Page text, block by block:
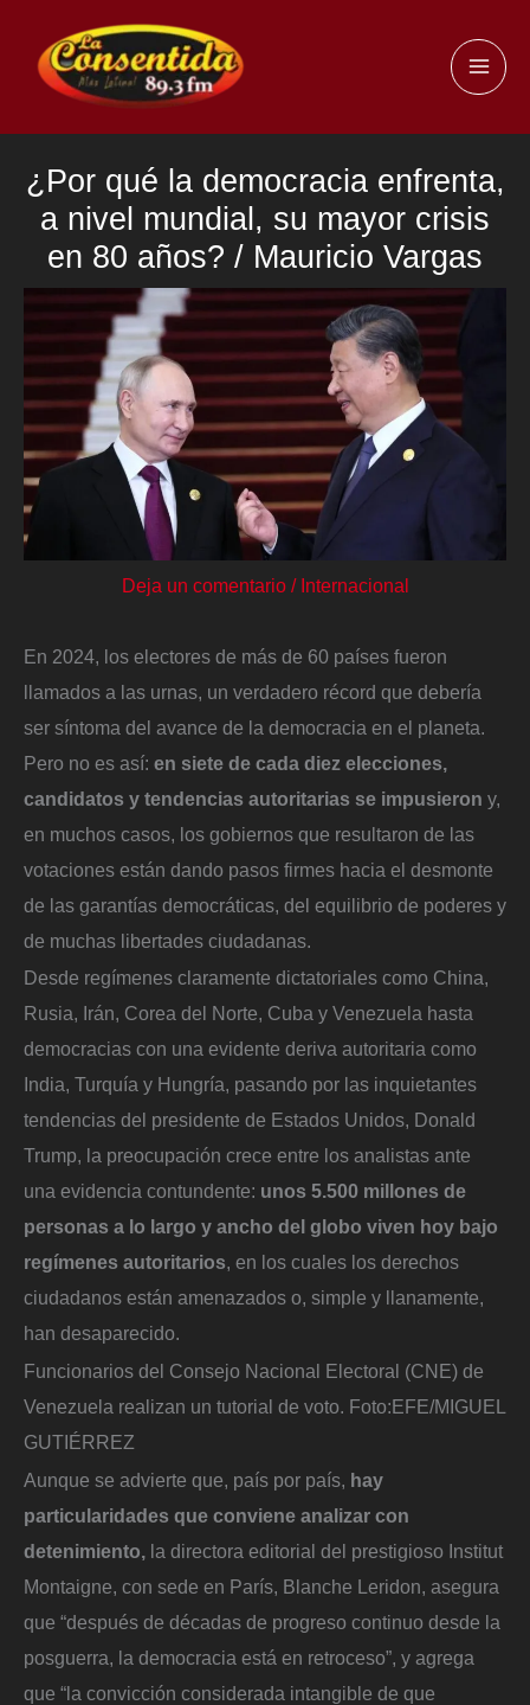
contenido
¿Por qué la democracia enfrenta,
a nivel mundial, su mayor crisis
en 80 años? / Mauricio Vargas
Deja un comentario / Internacional
En 2024, los electores de más de 60 países fueron
llamados a las urnas, un verdadero récord que debería
ser síntoma del avance de la democracia en el planeta.
Pero no es así: en siete de cada diez elecciones,
candidatos y tendencias autoritarias se impusieron y,
en muchos casos, los gobiernos que resultaron de las
votaciones están dando pasos firmes hacia el desmonte
de las garantías democráticas, del equilibrio de poderes y
de muchas libertades ciudadanas.
Desde regímenes claramente dictatoriales como China,
Rusia, Irán, Corea del Norte, Cuba y Venezuela hasta
democracias con una evidente deriva autoritaria como
India, Turquía y Hungría, pasando por las inquietantes
tendencias del presidente de Estados Unidos, Donald
Trump, la preocupación crece entre los analistas ante
una evidencia contundente: unos 5.500 millones de
personas a lo largo y ancho del globo viven hoy bajo
regímenes autoritarios, en los cuales los derechos
ciudadanos están amenazados o, simple y llanamente,
han desaparecido.
Funcionarios del Consejo Nacional Electoral (CNE) de
Venezuela realizan un tutorial de voto. Foto:EFE/MIGUEL
GUTIÉRREZ
Aunque se advierte que, país por país, hay
particularidades que conviene analizar con
detenimiento, la directora editorial del prestigioso Institut
Montaigne, con sede en París, Blanche Leridon, asegura
que “después de décadas de progreso continuo desde la
posguerra, la democracia está en retroceso”, y agrega
que “la convicción considerada intangible de que